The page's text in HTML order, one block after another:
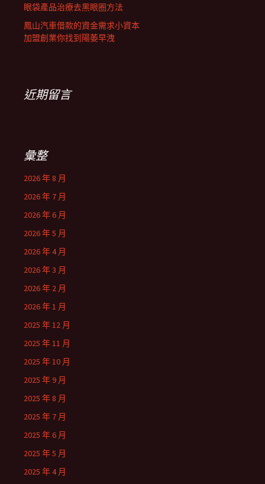
眼袋產品治療去黑眼圈方法
鳳山汽車借款的資金需求小資本
加盟創業你找到陽萎早洩
近期留言
彙整
2026 年 8 月
2026 年 7 月
2026 年 6 月
2026 年 5 月
2026 年 4 月
2026 年 3 月
2026 年 2 月
2026 年 1 月
2025 年 12 月
2025 年 11 月
2025 年 10 月
2025 年 9 月
2025 年 8 月
2025 年 7 月
2025 年 6 月
2025 年 5 月
2025 年 4 月